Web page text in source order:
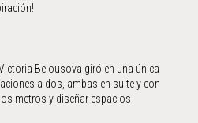
Belousova giró en una única
a dos, ambas en suite y con
metros y diseñar espacios